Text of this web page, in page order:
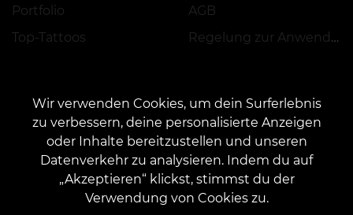
Portfolio
Top-Tattoos
AGB
Regelung zur Anwendung von Aktionen, Rabatten und VEAN COINS
KONTAKT
Kontaktieren Sie uns: customers@vean-tattoo.de
Zusammenarbeit: marketing.veantattoo@gmail.com
Wir verwenden Cookies, um dein Surferlebnis
zu verbessern, deine personalisierte Anzeigen
oder Inhalte bereitzustellen und unseren
Datenverkehr zu analysieren. Indem du auf
„Akzeptieren“ klickst, stimmst du der
Verwendung von Cookies zu.